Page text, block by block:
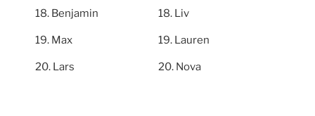
Benjamin
Max
Lars
Liv
Lauren
Nova